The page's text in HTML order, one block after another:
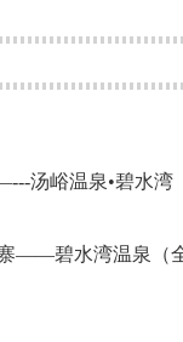
峪温泉•碧水湾（
水湾温泉（全